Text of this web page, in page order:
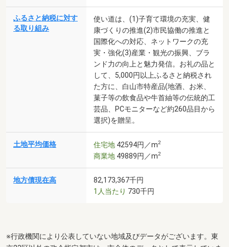
ふるさと納税に対す
る取り組み
使い道は、(1)子育て環境の充実、健
康づくりの推進(2)市民協働の推進と
国際化への対応、ネットワークの充
実・強化(3)産業・観光の振興、ブラ
ンド力の向上と魅力発信。お礼の品と
して、5,000円以上ふるさと納税され
た方に、白山市特産品(地酒、お米、
菓子等の飲食品や牛首紬等の伝統的工
芸品、PCモニターなど約260品目から
選択)を贈呈。
土地平均価格 住宅地 42594円／m2
商業地 49889円／m2
地方債現在高
82,173,367千円
1人当たり 730千円
※行政機関により公表していない地域及びデータがございます。東